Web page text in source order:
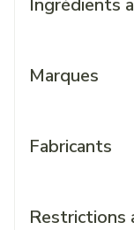
Ingrédients
Marques
Fabricants
Restrictions